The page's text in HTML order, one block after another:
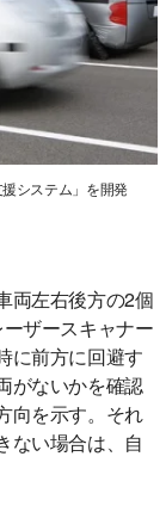
システム」を開発
両左右後方の2個
ザースキャナー
に前方に回避す
がないかを確認
向を示す。それ
ない場合は、自